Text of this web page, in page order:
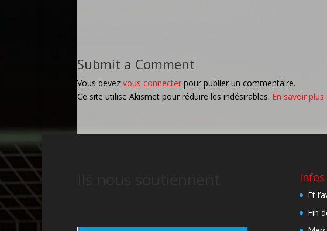
Submit a Comment
Vous devez vous connecter pour publier un commentaire.
Ce site utilise Akismet pour réduire les indésirables. En savoir
Infos
Et
Fin